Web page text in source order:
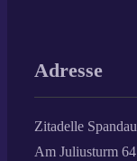
Adresse
Zitadelle Spandau
Am Juliusturm 64